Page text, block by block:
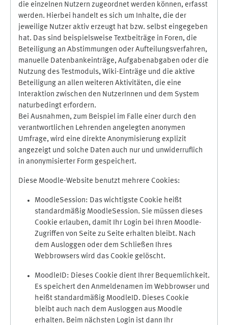
die einzelnen Nutzern zugeordnet werden können, erfasst
werden. Hierbei handelt es sich um Inhalte, die der
jeweilige Nutzer aktiv erzeugt hat bzw. selbst eingegeben
hat. Das sind beispielsweise Textbeiträge in Foren, die
Beteiligung an Abstimmungen oder Aufteilungsverfahren,
manuelle Datenbankeinträge, Aufgabenabgaben oder die
Nutzung des Testmoduls, Wiki-Einträge und die aktive
Beteiligung an allen weiteren Aktivitäten, die eine
Interaktion zwischen den NutzerInnen und dem System
naturbedingt erfordern.
Bei Ausnahmen, zum Beispiel im Falle einer durch den
verantwortlichen Lehrenden angelegten anonymen
Umfrage, wird eine direkte Anonymisierung explizit
angezeigt und solche Daten auch nur und unwiderruflich
in anonymisierter Form gespeichert.
Diese Moodle-Website benutzt mehrere Cookies:
MoodleSession: Das wichtigste Cookie heißt
standardmäßig MoodleSession. Sie müssen dieses
Cookie erlauben, damit Ihr Login bei Ihren Moodle-
Zugriffen von Seite zu Seite erhalten bleibt. Nach
dem Ausloggen oder dem Schließen Ihres
Webbrowsers wird das Cookie gelöscht.
MoodleID: Dieses Cookie dient Ihrer Bequemlichkeit.
Es speichert den Anmeldenamen im Webbrowser und
heißt standardmäßig MoodleID. Dieses Cookie
bleibt auch nach dem Ausloggen aus Moodle
erhalten. Beim nächsten Login ist dann Ihr